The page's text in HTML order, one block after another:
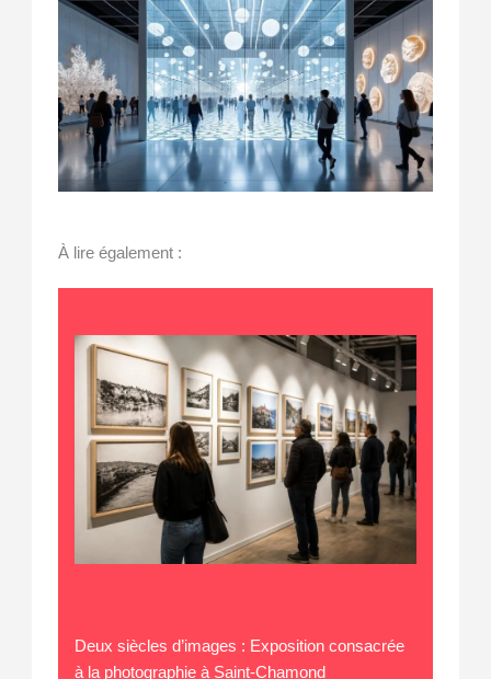
À lire également :
Deux siècles d’images : Exposition consacrée
à la photographie à Saint-Chamond